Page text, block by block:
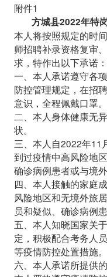
附件1
方城县2022年特
本人将按照规定的时
师招聘补录资格复审
求，特作出以下承诺：
一、本人承诺遵守各
防控管理规定，在招
意识，全程佩戴口罩。
二、本人身体健康无
状。
三、本人自2022年11
到过疫情中高风险地
确诊病例患者或与境
四、本人接触的家庭
风险地区和无境外旅
员和疑似、确诊病例
五、本人知晓国家关
定，积极配合考务人
等疫情防控处置措施。
六、本人承诺所提供